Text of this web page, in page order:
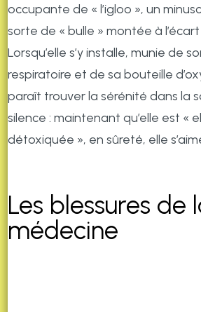
occupante de « l’igloo », un
sorte de « bulle » montée à
Lorsqu’elle s’y installe, munie de
respiratoire et de sa bouteille
paraît trouver la sérénité dans la
silence : maintenant qu’elle est «
détoxiquée », en sûreté, elle
Les blessures de
médecine